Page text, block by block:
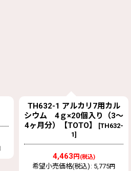
TH632-1 アルカリ7用カル
シウム 4ｇ×20個入り（3〜
4ヶ月分）【TOTO】
[TH632-
1]
4,463 円 (税込)
希望小売価格(税込) : 5,775円